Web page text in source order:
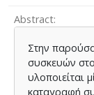
Abstract
Στην
συσκευών
υλοποιείται
καταγραφή